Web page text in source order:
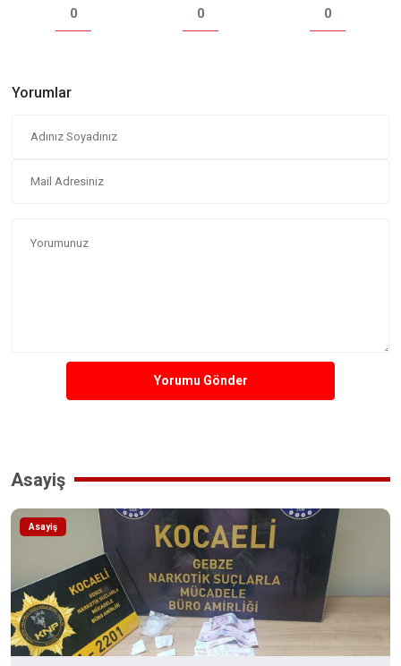
0 0 0
Yorumlar
Yorumu Gönder
Asayiş
Asayiş